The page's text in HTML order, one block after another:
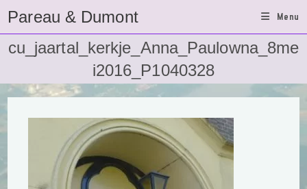
naar
inhoud
Pareau & Dumont Menu
cu_jaartal_kerkje_Anna_Paulowna_8me
i2016_P1040328